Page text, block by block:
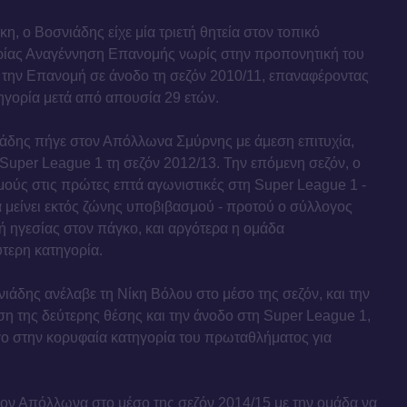
ο Βοσνιάδης είχε μία τριετή θητεία στον τοπικό
Αναγέννηση Επανομής νωρίς στην προπονητική του
την Επανομή σε άνοδο τη σεζόν 2010/11, επαναφέροντας
μετά από απουσία 29 ετών.
πήγε στον Απόλλωνα Σμύρνης με άμεση επιτυχία,
League 1 τη σεζόν 2012/13. Την επόμενη σεζόν, ο
στις πρώτες επτά αγωνιστικές στη Super League 1 -
εκτός ζώνης υποβιβασμού - προτού ο σύλλογος
ηγεσίας στον πάγκο, και αργότερα η ομάδα
κατηγορία.
ανέλαβε τη Νίκη Βόλου στο μέσο της σεζόν, και την
της δεύτερης θέσης και την άνοδο στη Super League 1,
στην κορυφαία κατηγορία του πρωταθλήματος για
Απόλλωνα στο μέσο της σεζόν 2014/15 με την ομάδα να